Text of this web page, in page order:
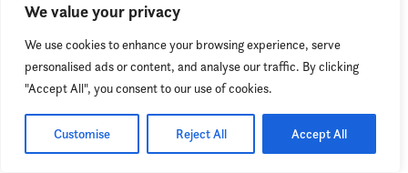
We value your privacy
We use cookies to enhance your browsing experience, serve
personalised ads or content, and analyse our traffic. By clicking
"Accept All", you consent to our use of cookies.
Customise Reject All Accept All